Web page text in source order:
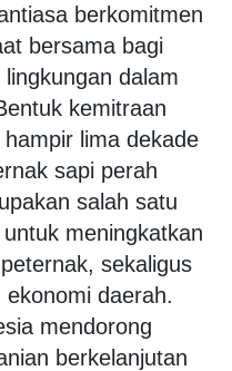
berkomitmen
bersama bagi
dalam
kemitraan
lima dekade
sapi perah
salah satu
meningkatkan
sekaligus
daerah.
mendorong
berkelanjutan